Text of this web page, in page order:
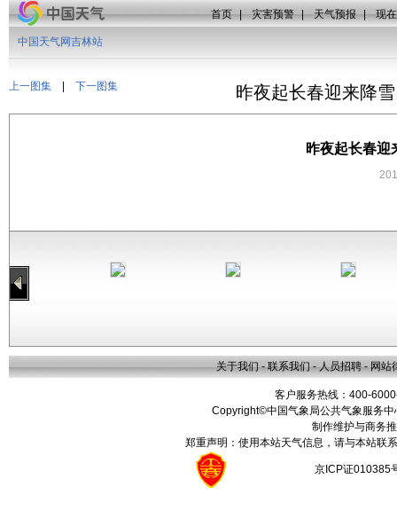
首页 | 灾害预警 | 天气预报 | 现
上一图集 下一图集
中国天气网吉林站
昨夜起长春迎来降
昨夜起长春迎
关于我们 - 联系我们 - 人员招聘 - 网站
客户服务热线：400-
Copyright©中国气象局公共气象服务
制作维护与商务
郑重声明：使用本站天气信息，请与本站联
京ICP证010385